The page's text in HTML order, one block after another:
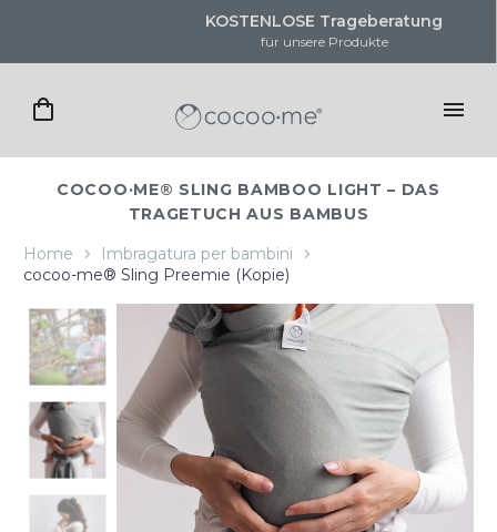
KOSTENLOSE Trageberatung
für unsere Produkte
COCOO·ME® SLING BAMBOO LIGHT – DAS
TRAGETUCH AUS BAMBUS
Home
Imbragatura per bambini
cocoo-me® Sling Preemie (Kopie)